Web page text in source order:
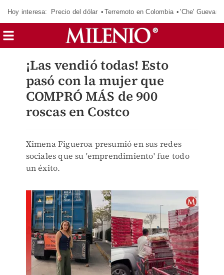
Hoy interesa: Precio del dólar Terremoto en Colombia 'Che' Guevara
¡Las vendió todas! Esto
pasó con la mujer que
COMPRÓ MÁS de 900
roscas en Costco
Ximena Figueroa presumió en sus redes
sociales que su 'emprendimiento' fue todo
un éxito.